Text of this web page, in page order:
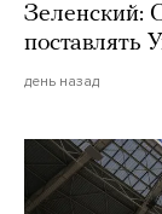
Зеленский:
поставлять
день назад